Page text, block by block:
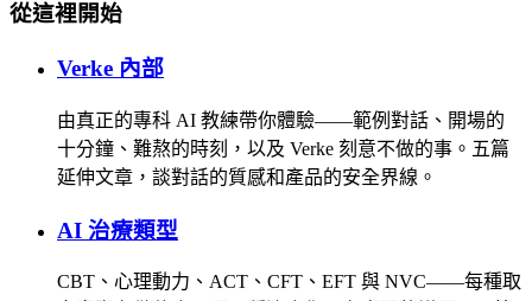
從這裡開始
Verke 內部
由真正的專科 AI 教練帶你體驗——範例對話、開場的
十分鐘、難熬的時刻，以及 Verke 刻意不做的事。五篇
延伸文章，談對話的質感和產品的安全界線。
AI 治療類型
CBT、心理動力、ACT、CFT、EFT 與 NVC——每種取